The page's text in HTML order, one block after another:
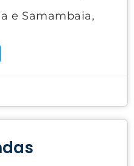
e Samambaia,